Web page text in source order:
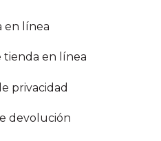
en línea
tienda en línea
privacidad
devolución